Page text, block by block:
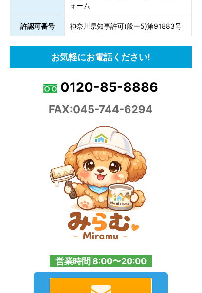
ォーム
許認可番号 神奈川県知事許可(般ー5)第91883号
お気軽にお電話ください!
0120-85-8886
FAX:045-744-6294
営業時間 8:00〜20:00